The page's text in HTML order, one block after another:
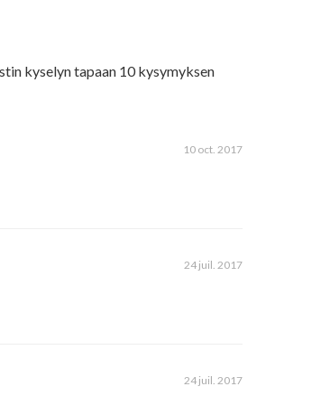
kyselyn tapaan 10 kysymyksen
10 oct. 2017
24 juil. 2017
24 juil. 2017